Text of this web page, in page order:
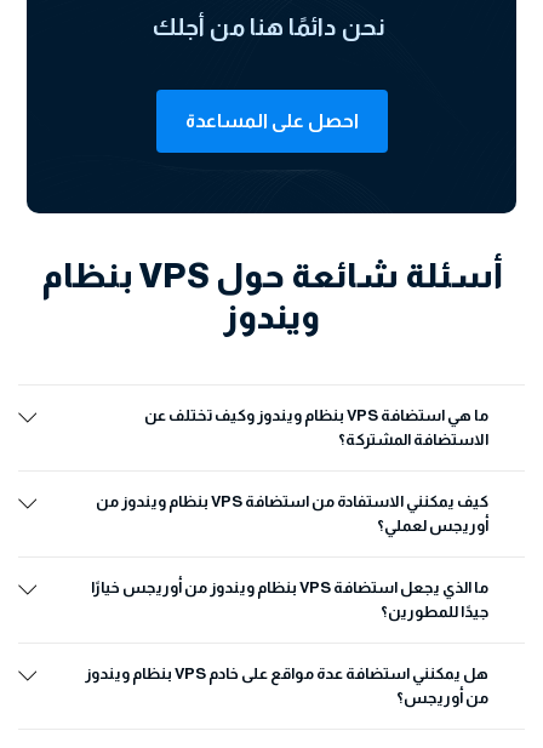
نحن دائمًا هنا من أجلك
احصل على المساعدة
أسئلة شائعة حول VPS بنظام
ويندوز
ما هي استضافة VPS بنظام ويندوز وكيف تختلف عن
الاستضافة المشتركة؟
كيف يمكنني الاستفادة من استضافة VPS بنظام ويندوز من
أوريجس لعملي؟
ما الذي يجعل استضافة VPS بنظام ويندوز من أوريجس خيارًا
جيدًا للمطورين؟
هل يمكنني استضافة عدة مواقع على خادم VPS بنظام ويندوز
من أوريجس؟